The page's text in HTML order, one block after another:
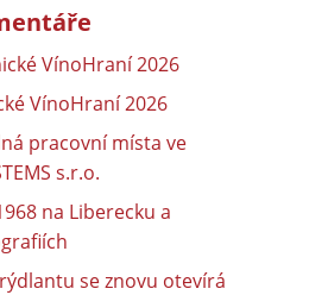
VínoHraní 2026
VínoHraní 2026
pracovní místa ve
s.r.o.
na Liberecku a
se znovu otevírá